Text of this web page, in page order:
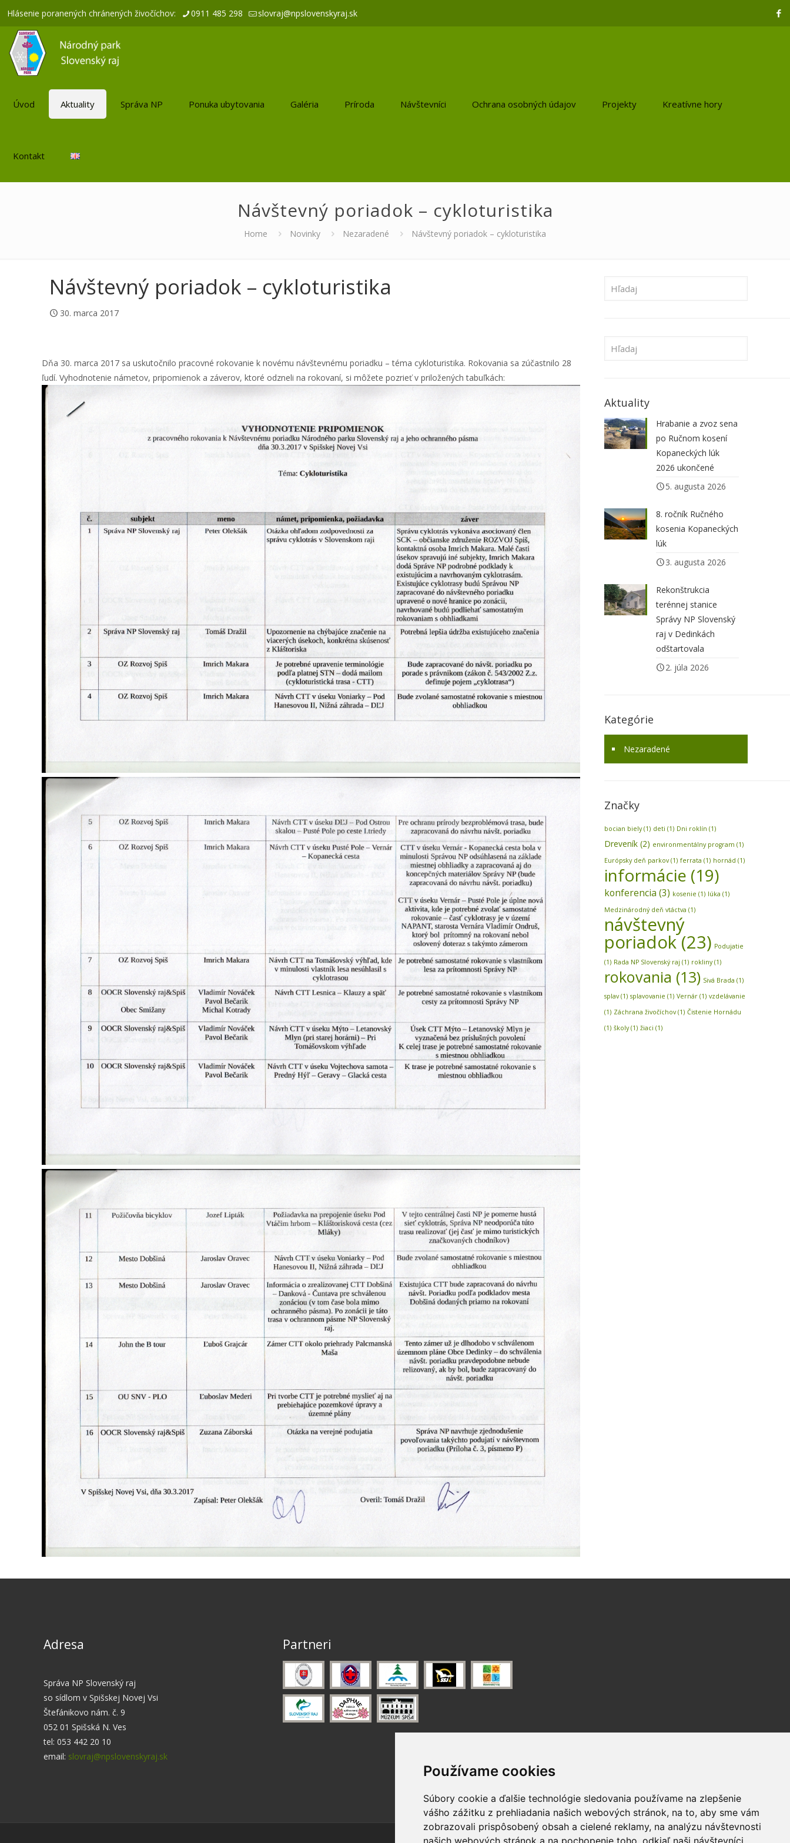
Používame cookies
Súbory cookie a ďalšie technológie sledovania používame na zlepšenie
vášho zážitku z prehliadania našich webových stránok, na to, aby sme vám
zobrazovali prispôsobený obsah a cielené reklamy, na analýzu návštevnosti
našich webových stránok a na pochopenie toho, odkiaľ naši návštevníci
Hlásenie poranených chránených živočíchov: 0911 485 298 slovraj@npslovenskyraj.sk
Úvod Aktuality Správa NP Ponuka ubytovania Galéria Príroda Návštevníci Ochrana osobných údajov Projekty Kreatívne hory
Kontakt
Návštevný poriadok – cykloturistika
Home Novinky Nezaradené Návštevný poriadok – cykloturistika
Návštevný poriadok – cykloturistika
30. marca 2017
Dňa 30. marca 2017 sa uskutočnilo pracovné rokovanie k novému návštevnému poriadku – téma cykloturistika. Rokovania sa zúčastnilo 28
ľudí. Vyhodnotenie námetov, pripomienok a záverov, ktoré odzneli na rokovaní, si môžete pozrieť v priložených tabuľkách:
Aktuality
Hrabanie a zvoz sena
po Ručnom kosení
Kopaneckých lúk
2026 ukončené
5. augusta 2026
8. ročník Ručného
kosenia Kopaneckých
lúk
3. augusta 2026
Rekonštrukcia
terénnej stanice
Správy NP Slovenský
raj v Dedinkách
odštartovala
2. júla 2026
Kategórie
Nezaradené
Značky
bocian biely(1) deti (1) Dni roklín (1)
Dreveník(2) environmentálny program (1)
Európsky deň parkov(1) ferrata (1) hornád (1)
informácie (19)
konferencia (3) kosenie (1) lúka (1)
Medzinárodný deň vtáctva (1)
návštevný
poriadok(23) Podujatie
(1) Rada NP Slovenský raj (1) rokliny(1)
rokovania (13) Sivá Brada (1)
splav(1) splavovanie (1) Vernár(1) vzdelávanie
(1) Záchrana živočíchov(1) Čistenie Hornádu
(1) školy(1) žiaci (1)
Adresa
Správa NP Slovenský raj
so sídlom v Spišskej Novej Vsi
Štefánikovo nám. č. 9
052 01 Spišská N. Ves
tel: 053 442 20 10
email: slovraj@npslovenskyraj.sk
Partneri